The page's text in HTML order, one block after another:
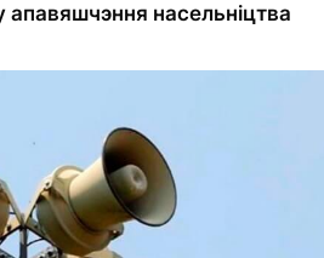
апавяшчэння насельніцтва